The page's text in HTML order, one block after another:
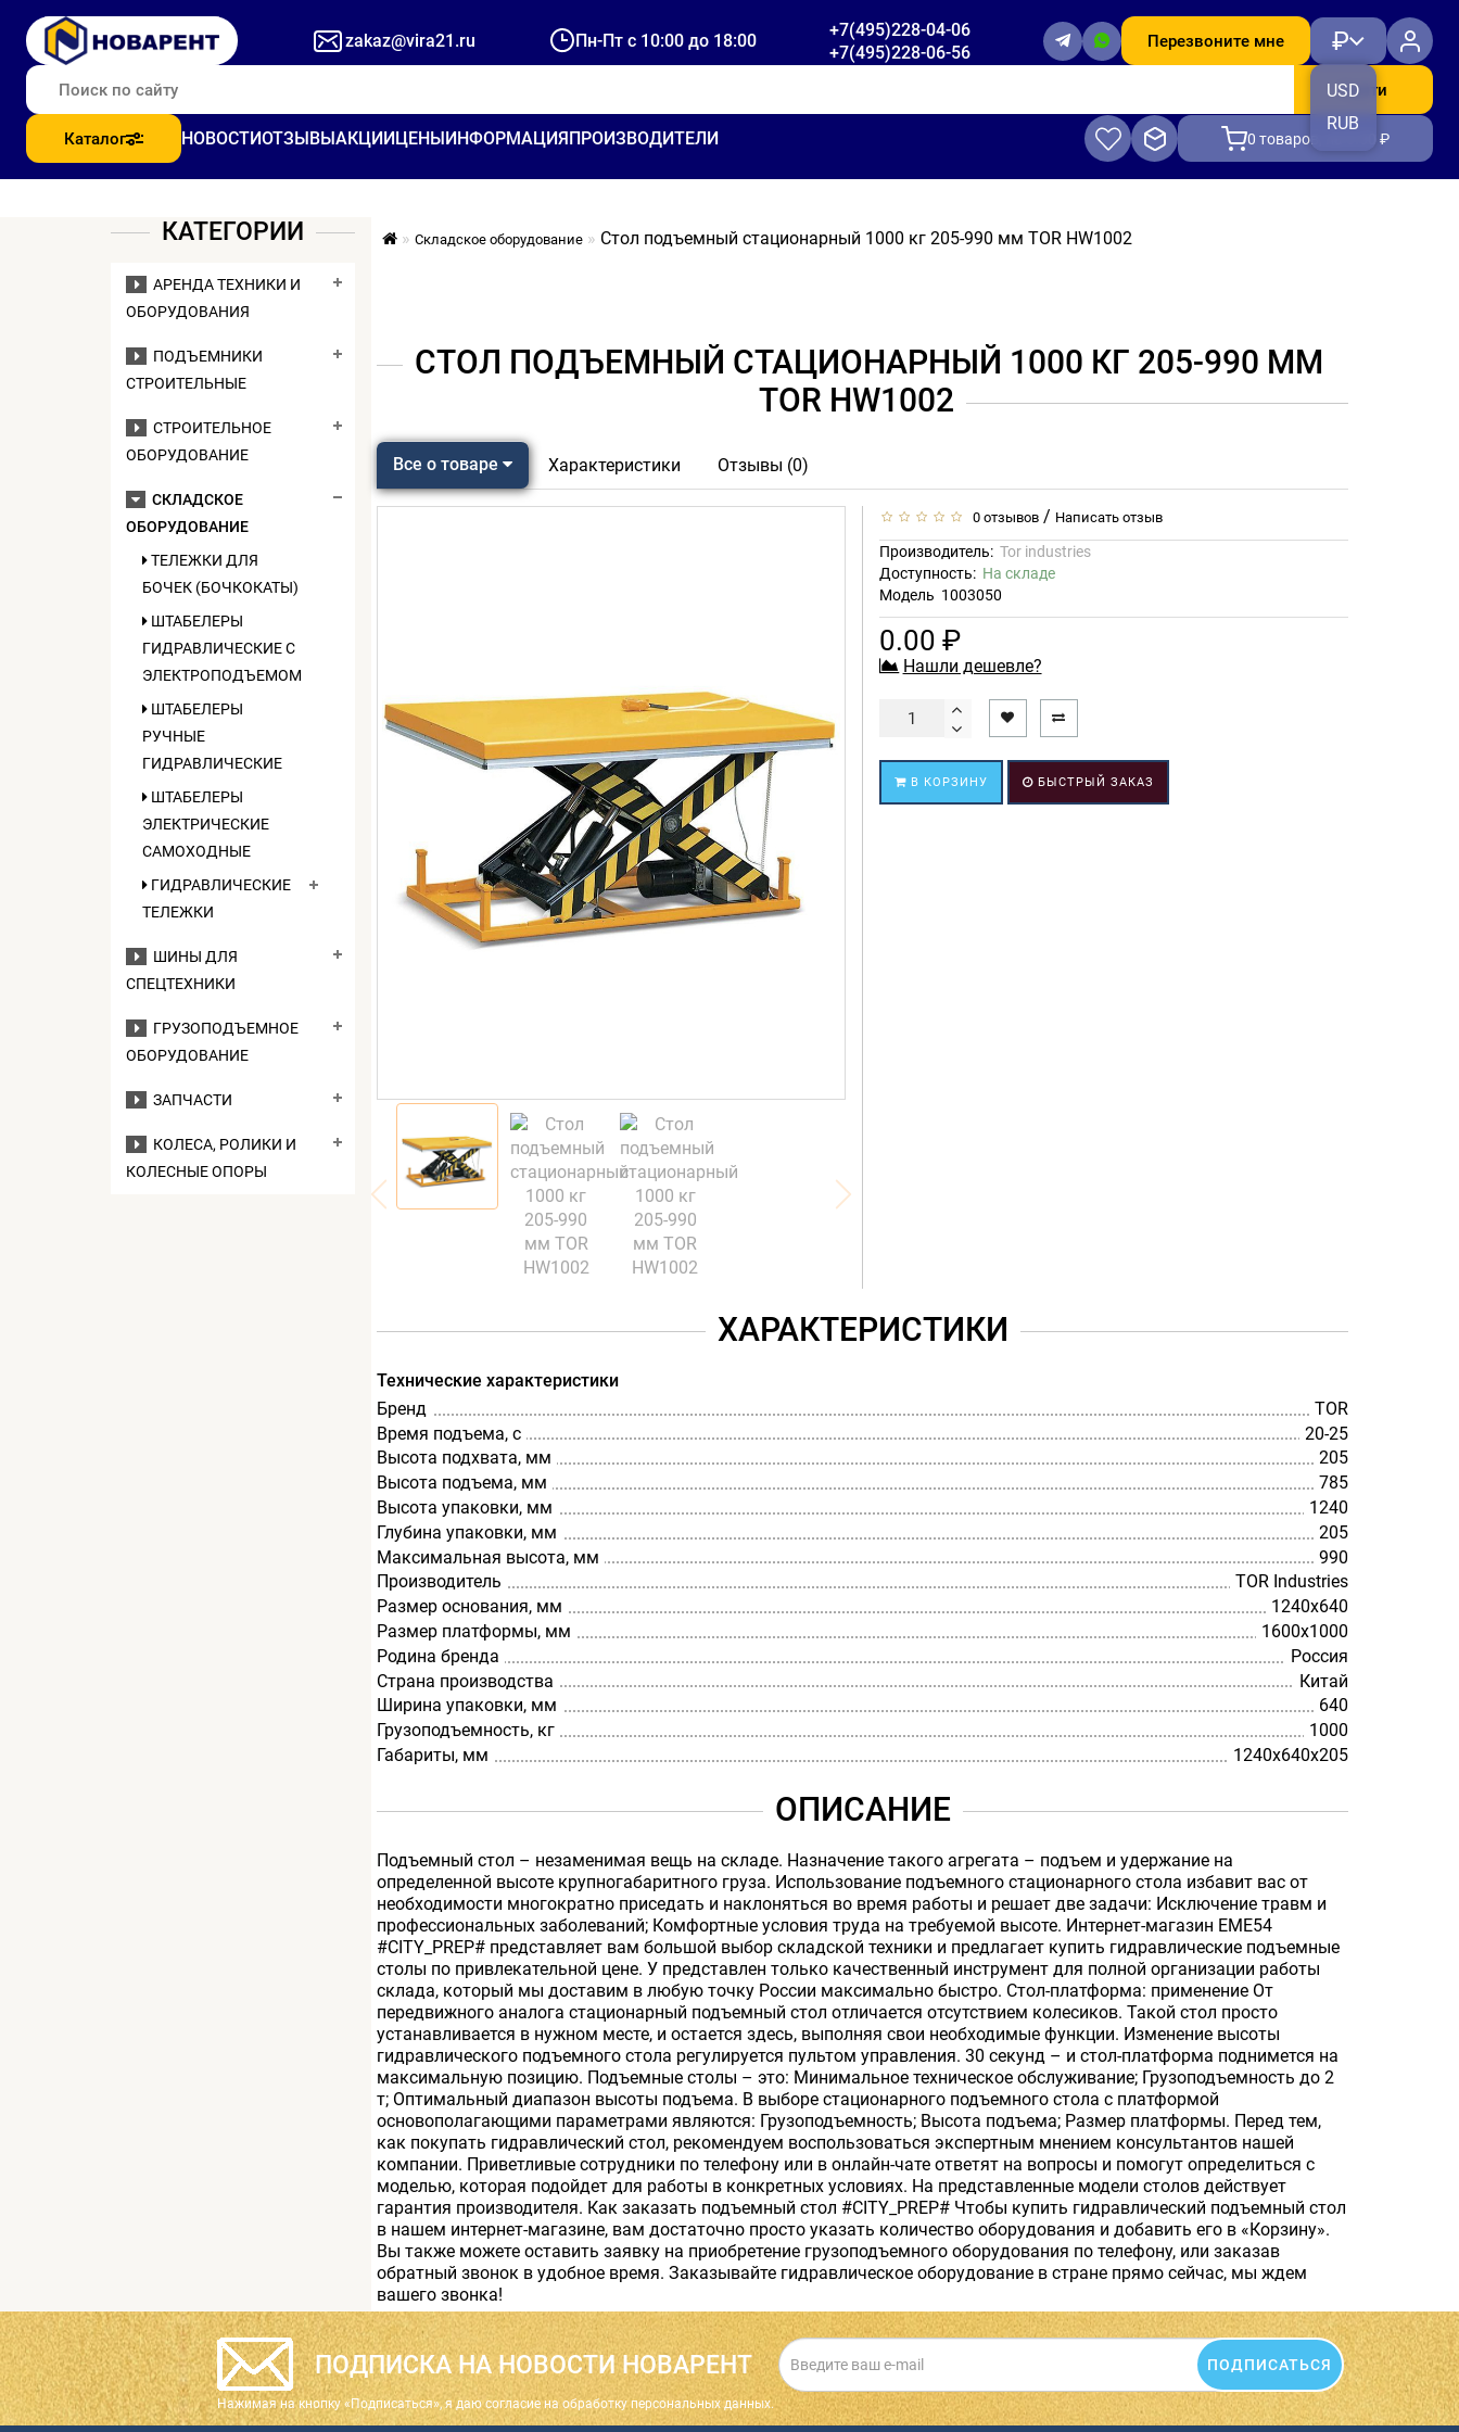
zakaz@vira21.ru Пн-Пт с 10:00 до 18:00
+7(495)228-04-06
+7(495)228-06-56
Перезвоните мне ₽
USD
RUB
Найти
Каталог НОВОСТИОТЗЫВЫАКЦИИЦЕНЫИНФОРМАЦИЯПРОИЗВОДИТЕЛИ 0 товаров, на 0.00 ₽
КАТЕГОРИИ
АРЕНДА ТЕХНИКИ И
ОБОРУДОВАНИЯ
ПОДЪЕМНИКИ
СТРОИТЕЛЬНЫЕ
СТРОИТЕЛЬНОЕ
ОБОРУДОВАНИЕ
СКЛАДСКОЕ
ОБОРУДОВАНИЕ
ТЕЛЕЖКИ ДЛЯ
БОЧЕК (БОЧКОКАТЫ)
ШТАБЕЛЕРЫ
ГИДРАВЛИЧЕСКИЕ C
ЭЛЕКТРОПОДЪЕМОМ
ШТАБЕЛЕРЫ
РУЧНЫЕ
ГИДРАВЛИЧЕСКИЕ
ШТАБЕЛЕРЫ
ЭЛЕКТРИЧЕСКИЕ
САМОХОДНЫЕ
ГИДРАВЛИЧЕСКИЕ
ТЕЛЕЖКИ
ШИНЫ ДЛЯ
СПЕЦТЕХНИКИ
ГРУЗОПОДЪЕМНОЕ
ОБОРУДОВАНИЕ
ЗАПЧАСТИ
КОЛЕСА, РОЛИКИ И
КОЛЕСНЫЕ ОПОРЫ
Складское оборудование Стол подъемный стационарный 1000 кг 205-990 мм TOR HW1002
СТОЛ ПОДЪЕМНЫЙ СТАЦИОНАРНЫЙ 1000 КГ 205-990 ММ
TOR HW1002
Все о товаре Характеристики Отзывы (0)
0 отзывов / Написать отзыв
Производитель: Tor industries
Доступность: На складе
Модель 1003050
0.00 ₽
Нашли дешевле?
В КОРЗИНУ БЫСТРЫЙ ЗАКАЗ
ХАРАКТЕРИСТИКИ
Технические характеристики
Бренд
TOR
Время подъема, с
20-25
Высота подхвата, мм
205
Высота подъема, мм
785
Высота упаковки, мм
1240
Глубина упаковки, мм
205
Максимальная высота, мм
990
Производитель
TOR Industries
Размер основания, мм
1240х640
Размер платформы, мм
1600х1000
Родина бренда
Россия
Страна производства
Китай
Ширина упаковки, мм
640
Грузоподъемность, кг
1000
Габариты, мм
1240х640х205
ОПИСАНИЕ
Подъемный стол – незаменимая вещь на складе. Назначение такого агрегата – подъем и удержание на
определенной высоте крупногабаритного груза. Использование подъемного стационарного стола избавит вас от
необходимости многократно приседать и наклоняться во время работы и решает две задачи: Исключение травм и
профессиональных заболеваний; Комфортные условия труда на требуемой высоте. Интернет-магазин EME54
#CITY_PREP# представляет вам большой выбор складской техники и предлагает купить гидравлические подъемные
столы по привлекательной цене. У представлен только качественный инструмент для полной организации работы
склада, который мы доставим в любую точку России максимально быстро. Стол-платформа: применение От
передвижного аналога стационарный подъемный стол отличается отсутствием колесиков. Такой стол просто
устанавливается в нужном месте, и остается здесь, выполняя свои необходимые функции. Изменение высоты
гидравлического подъемного стола регулируется пультом управления. 30 секунд – и стол-платформа поднимется на
максимальную позицию. Подъемные столы – это: Минимальное техническое обслуживание; Грузоподъемность до 2
т; Оптимальный диапазон высоты подъема. В выборе стационарного подъемного стола с платформой
основополагающими параметрами являются: Грузоподъемность; Высота подъема; Размер платформы. Перед тем,
как покупать гидравлический стол, рекомендуем воспользоваться экспертным мнением консультантов нашей
компании. Приветливые сотрудники по телефону или в онлайн-чате ответят на вопросы и помогут определиться с
моделью, которая подойдет для работы в конкретных условиях. На представленные модели столов действует
гарантия производителя. Как заказать подъемный стол #CITY_PREP# Чтобы купить гидравлический подъемный стол
в нашем интернет-магазине, вам достаточно просто указать количество оборудования и добавить его в «Корзину».
Вы также можете оставить заявку на приобретение грузоподъемного оборудования по телефону, или заказав
обратный звонок в удобное время. Заказывайте гидравлическое оборудование в стране прямо сейчас, мы ждем
вашего звонка!
ПОДПИСКА НА НОВОСТИ НОВАРЕНТ ПОДПИСАТЬСЯ
Нажимая на кнопку «Подписаться», я даю cогласие на обработку персональных данных.